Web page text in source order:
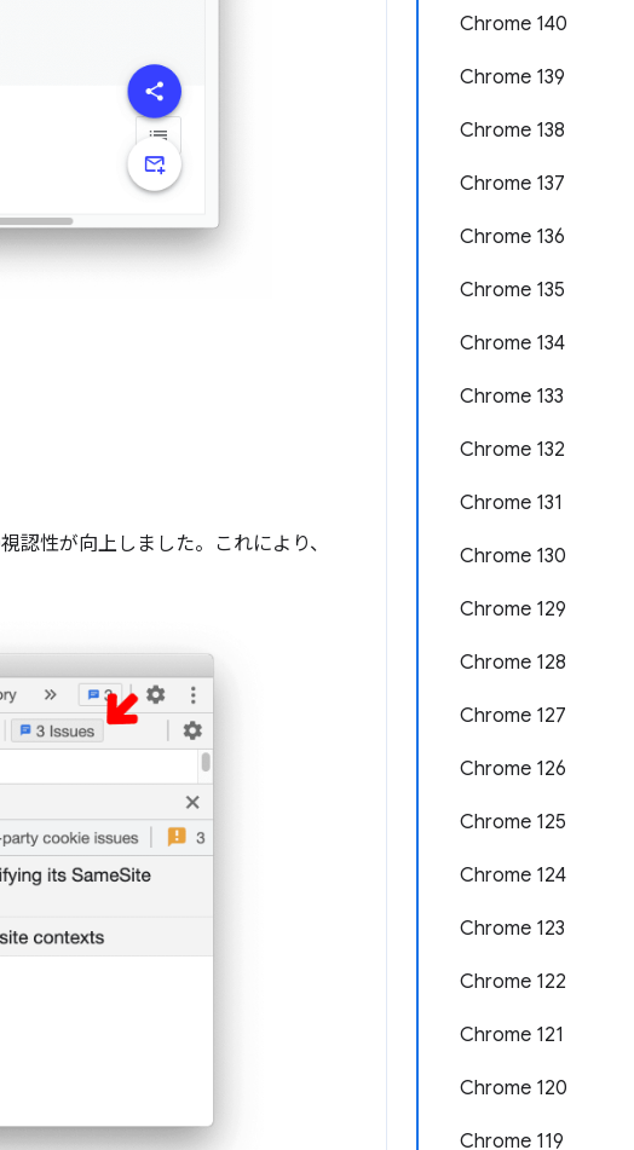
Chrome 140
Chrome 139
Chrome 138
Chrome 137
Chrome 136
Chrome 135
Chrome 134
Chrome 133
Chrome 132
Chrome 131
Chrome 130
Chrome 129
Chrome 128
Chrome 127
Chrome 126
Chrome 125
Chrome 124
Chrome 123
Chrome 122
Chrome 121
Chrome 120
Chrome 119
認性が向上しました。これにより、